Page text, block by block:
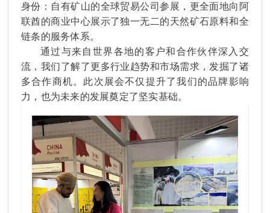
身份：自有矿山的全球贸易公司参展，更全面地向阿
联酋的商业中心展示了独一无二的天然矿石原料和全
链条的服务体系。
通过与来自世界各地的客户和合作伙伴深入交
流，我们了解了更多行业趋势和市场需求，发掘了诸
多合作商机。此次展会不仅提升了我们的品牌影响
力，也为未来的发展奠定了坚实基础。